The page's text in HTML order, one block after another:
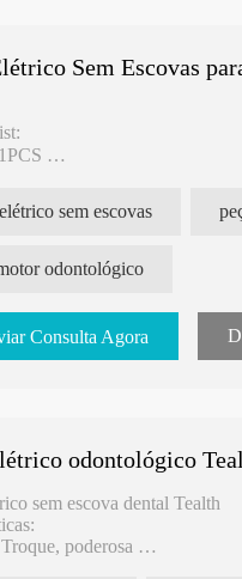
11
cirúrgica
Sem Escovas
jack ：1PCS
head, powerful
Φ22*L71mm
sem escovas
odontológico
Consulta Agora
odontológico
sem escova dental Tealth
poderosa